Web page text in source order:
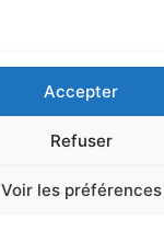
Accepter
Refuser
Voir les préférences
19 juin 2026
Faire appel à un cyber